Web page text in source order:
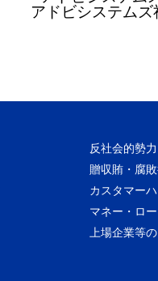
アドビシステム
反社会的勢
贈収賄・腐
カスタマー
マネー・ロ
上場企業等